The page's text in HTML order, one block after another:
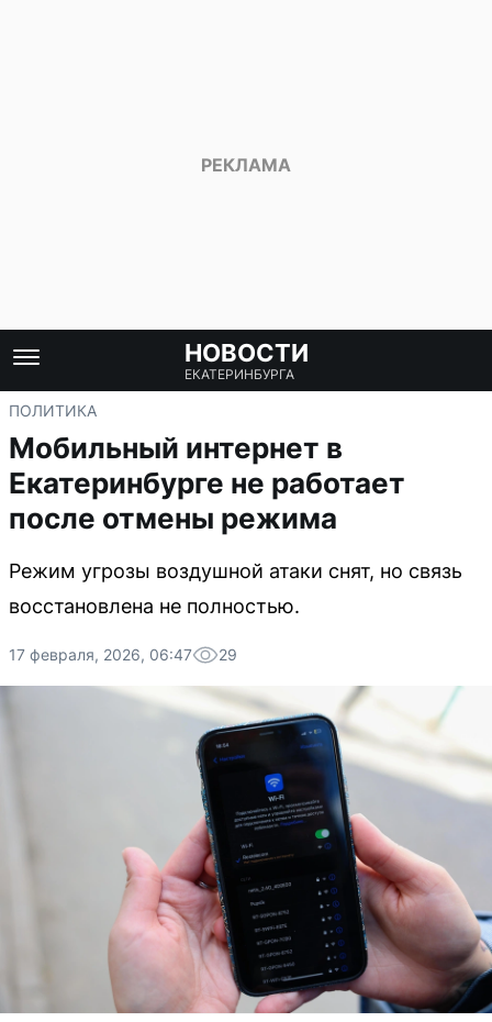
НОВОСТИ
ЕКАТЕРИНБУРГА
ПОЛИТИКА
Мобильный интернет в
Екатеринбурге не работает
после отмены режима
Режим угрозы воздушной атаки снят, но связь
восстановлена не полностью.
17 февраля, 2026, 06:47 29